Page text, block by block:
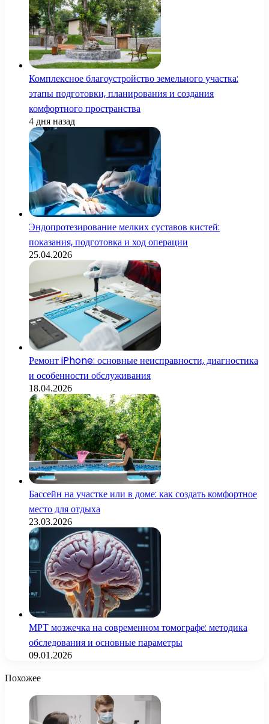
Комплексное благоустройство земельного участка:
этапы подготовки, планирования и создания
комфортного пространства
4 дня назад
Эндопротезирование мелких суставов кистей:
показания, подготовка и ход операции
25.04.2026
Ремонт iPhone: основные неисправности, диагностика
и особенности обслуживания
18.04.2026
Бассейн на участке или в доме: как создать комфортное
место для отдыха
23.03.2026
МРТ мозжечка на современном томографе: методика
обследования и основные параметры
09.01.2026
Похожее